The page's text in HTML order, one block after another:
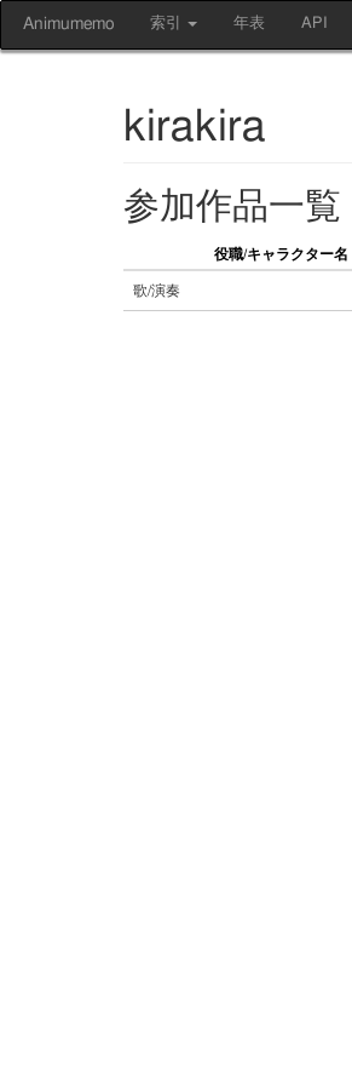
Animumemo 索引 年表 API
kirakira
参加作品一覧
役職/キャラクター名
歌/演奏